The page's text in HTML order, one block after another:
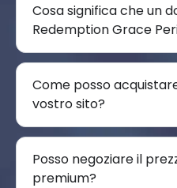
Cosa significa che un
Redemption Grace
Come posso
vostro sito?
Posso negoziare il
premium?